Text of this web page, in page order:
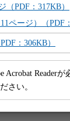
（PDF：317KB）
ページ）（PDF
：306KB）
Reader
さい。